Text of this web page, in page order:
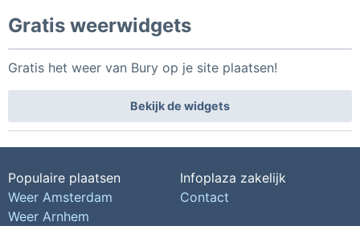
Gratis weerwidgets
Gratis het weer van Bury op je site plaatsen!
Bekijk de widgets
Populaire plaatsen
Weer Amsterdam
Weer Arnhem
Infoplaza zakelijk
Contact